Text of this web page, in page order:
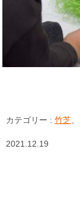
カテゴリー : 竹芝
2021.12.19